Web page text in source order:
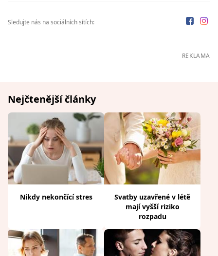
Sledujte nás na sociálních sítích:
REKLAMA
Nejčtenější články
Nikdy nekončící stres
Svatby uzavřené v létě
mají vyšší riziko
rozpadu